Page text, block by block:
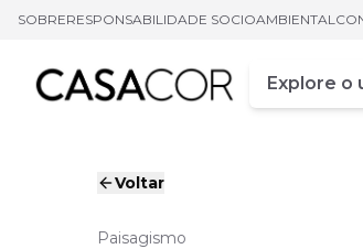
SOBRERESPONSABILIDADE SOCIOAMBIENTAL
Campo de
Digite pelo
Voltar
Paisagismo